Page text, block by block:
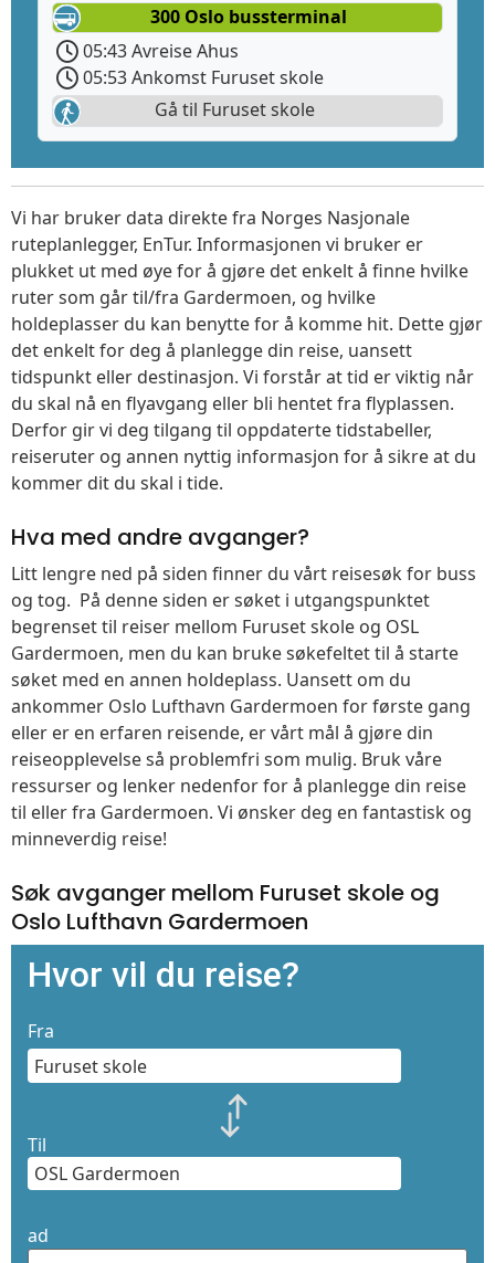
300 Oslo bussterminal
05:43 Avreise Ahus
05:53 Ankomst Furuset skole
Gå til Furuset skole
Vi har bruker data direkte fra Norges Nasjonale
ruteplanlegger, EnTur. Informasjonen vi bruker er
plukket ut med øye for å gjøre det enkelt å finne hvilke
ruter som går til/fra Gardermoen, og hvilke
holdeplasser du kan benytte for å komme hit. Dette gjør
det enkelt for deg å planlegge din reise, uansett
tidspunkt eller destinasjon. Vi forstår at tid er viktig når
du skal nå en flyavgang eller bli hentet fra flyplassen.
Derfor gir vi deg tilgang til oppdaterte tidstabeller,
reiseruter og annen nyttig informasjon for å sikre at du
kommer dit du skal i tide.
Hva med andre avganger?
Litt lengre ned på siden finner du vårt reisesøk for buss
og tog. På denne siden er søket i utgangspunktet
begrenset til reiser mellom Furuset skole og OSL
Gardermoen, men du kan bruke søkefeltet til å starte
søket med en annen holdeplass. Uansett om du
ankommer Oslo Lufthavn Gardermoen for første gang
eller er en erfaren reisende, er vårt mål å gjøre din
reiseopplevelse så problemfri som mulig. Bruk våre
ressurser og lenker nedenfor for å planlegge din reise
til eller fra Gardermoen. Vi ønsker deg en fantastisk og
minneverdig reise!
Søk avganger mellom Furuset skole og
Oslo Lufthavn Gardermoen
Hvor vil du reise?
Fra
Til
ad